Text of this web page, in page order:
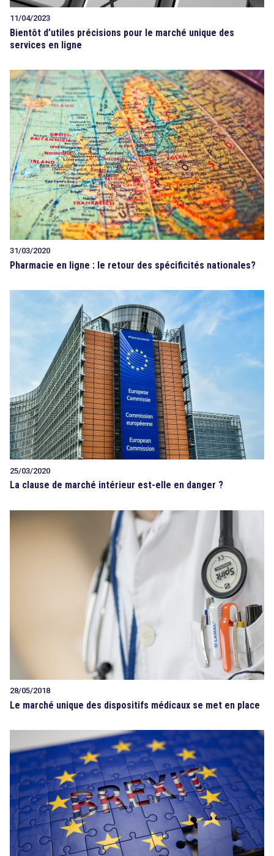
11/04/2023
Bientôt d’utiles précisions pour le marché unique des
services en ligne
31/03/2020
Pharmacie en ligne : le retour des spécificités nationales?
25/03/2020
La clause de marché intérieur est-elle en danger ?
28/05/2018
Le marché unique des dispositifs médicaux se met en place